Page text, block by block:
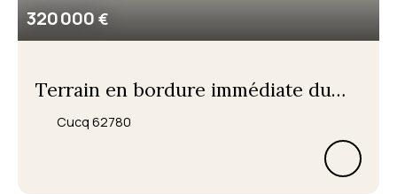
320 000€
Terrain en bordure immédiate du
Touquet à vendre
Cucq 62780